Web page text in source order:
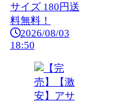
サイズ 180円送
料無料！
2026/08/03
18:50